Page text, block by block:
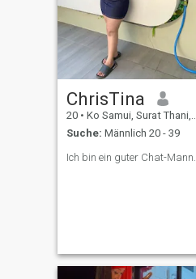
ChrisTina
20 • Ko Samui, Surat Thani, Thailand
Suche: Männlich 20 - 39
Ich bin ein guter Chat-Mann.